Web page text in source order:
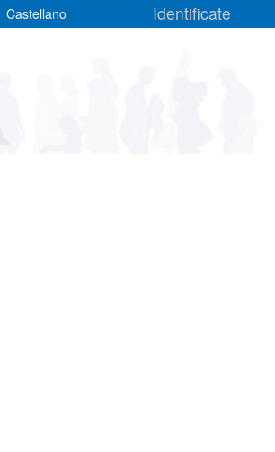
Castellano Identificate